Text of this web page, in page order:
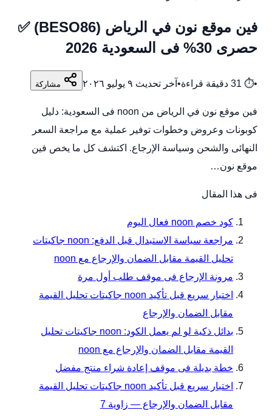
فين موقع نون في الرياض (BESO86) ✅
حصرى 30% فى السعودية 2026
•
⏱
31 دقيقة قراءة• آخر تحديث ٩ يوليو ٢٠٢٦ مشاركة
فين موقع نون في الرياض من noon فى السعودية: دليل
كوبونات وعروض وخطوات توفير عملية مع مراجعة السعر
النهائى والشحن وسياسة الإرجاع. اكتشف كل ما يخص فين
موقع نون…
فى هذا المقال
كود خصم noon فعال اليوم
مراجعة سياسة الاستبدال قبل الدفع: noon جاكيتات
تحليل القيمة مقابل الضمان والإرجاع مع noon
مرونة الإرجاع فى موقف طلب أول مرة
اختبار سريع قبل تأكيد noon جاكيتات تحليل القيمة
مقابل الضمان والإرجاع
بدائل ذكية لو لم يعمل الكود: noon جاكيتات تحليل
القيمة مقابل الضمان والإرجاع مع noon
خطة بديلة فى موقف إعادة شراء منتج مفضل
اختبار سريع قبل تأكيد noon جاكيتات تحليل القيمة
مقابل الضمان والإرجاع — زاوية 7